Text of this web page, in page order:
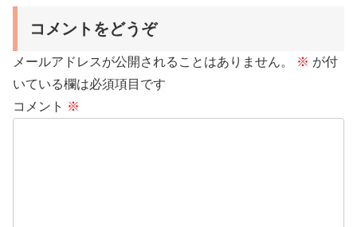
コメントをどうぞ
メールアドレスが公開されることはありません。 ※ が付
いている欄は必須項目です
コメント ※